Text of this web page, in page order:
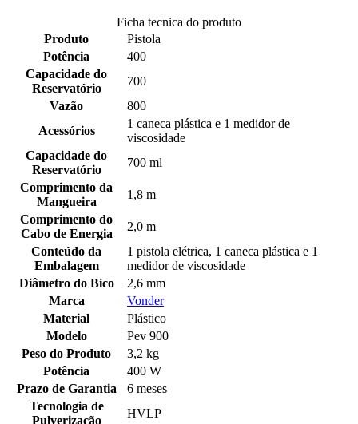
Ficha tecnica do produto
Produto
Pistola
Potência
400
Capacidade do
Reservatório
700
Vazão
800
Acessórios
1 caneca plástica e 1 medidor de
viscosidade
Capacidade do
Reservatório
700 ml
Comprimento da
Mangueira
1,8 m
Comprimento do
Cabo de Energia
2,0 m
Conteúdo da
Embalagem
1 pistola elétrica, 1 caneca plástica e 1
medidor de viscosidade
Diâmetro do Bico
2,6 mm
Marca
Vonder
Material
Plástico
Modelo
Pev 900
Peso do Produto
3,2 kg
Potência
400 W
Prazo de Garantia
6 meses
Tecnologia de
Pulverização
HVLP